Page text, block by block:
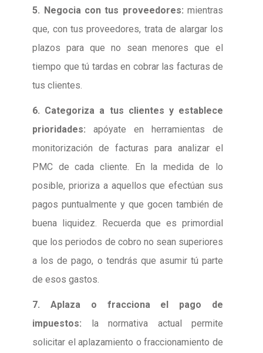
5. Negocia con tus proveedores: mientras
que, con tus proveedores, trata de alargar los
plazos para que no sean menores que el
tiempo que tú tardas en cobrar las facturas de
tus clientes.
6. Categoriza a tus clientes y establece
prioridades: apóyate en herramientas de
monitorización de facturas para analizar el
PMC de cada cliente. En la medida de lo
posible, prioriza a aquellos que efectúan sus
pagos puntualmente y que gocen también de
buena liquidez. Recuerda que es primordial
que los periodos de cobro no sean superiores
a los de pago, o tendrás que asumir tú parte
de esos gastos.
7. Aplaza o fracciona el pago de
impuestos: la normativa actual permite
solicitar el aplazamiento o fraccionamiento de